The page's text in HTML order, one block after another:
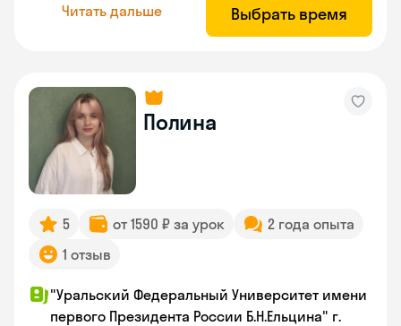
Читать дальше Выбрать время
Полина
5 от 1590 ₽ за урок
2 года опыта
1 отзыв
"Уральский Федеральный Университет имени
первого Президента России Б.Н.Ельцина" г.